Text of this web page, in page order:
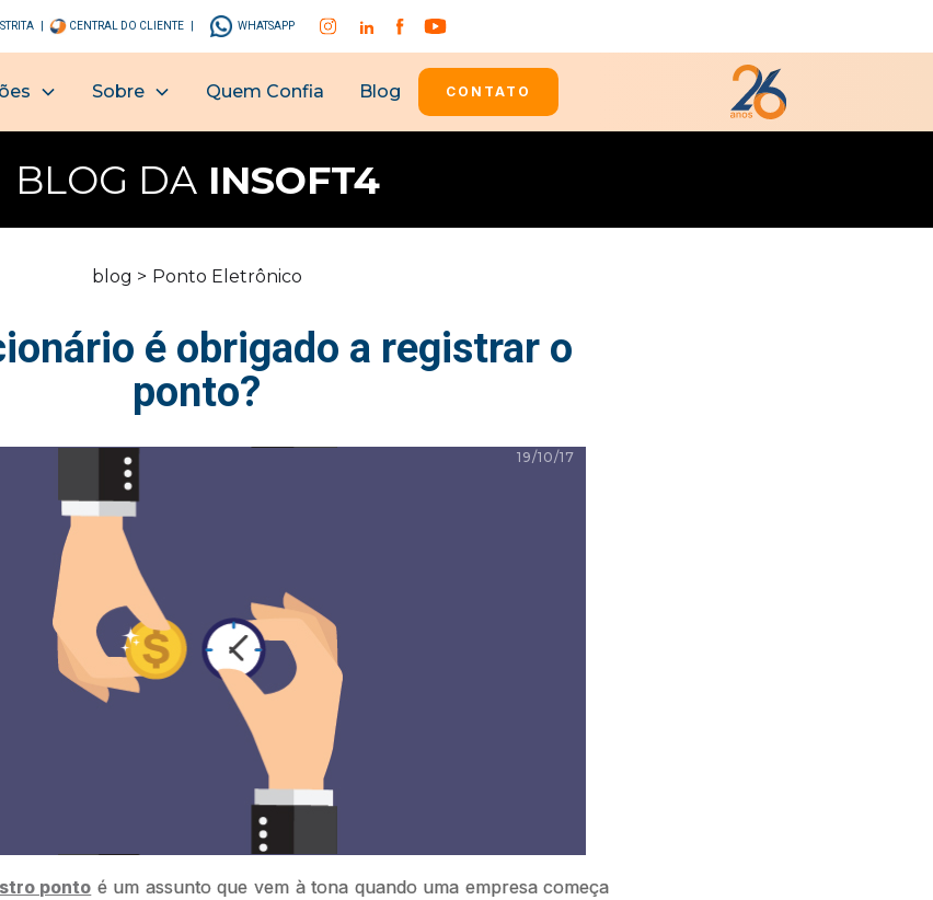
| CENTRAL DO CLIENTE | WHATSAPP
Sobre Quem Confia Blog CONTATO
BLOG DAINSOFT4
blog > Ponto Eletrônico
é obrigado a registrar o
ponto?
19/10/17
ponto é um assunto que vem à tona quando uma empresa começa